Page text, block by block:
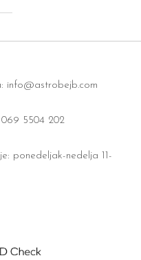
info@astrobejb.com
069 5504 202
ponedeljak-nedelja 11-